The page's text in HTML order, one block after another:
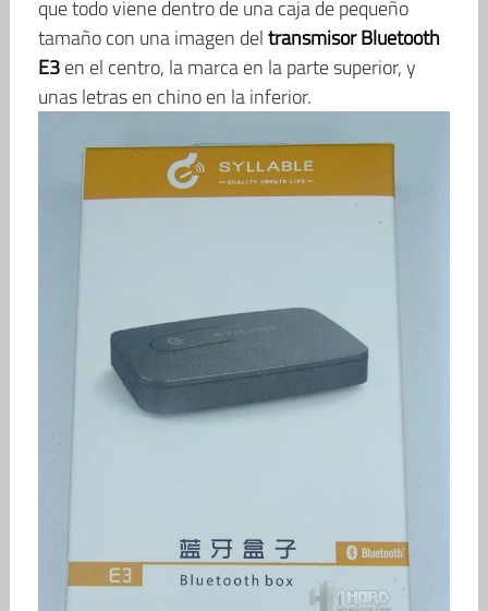
que todo viene dentro de una caja de pequeño
tamaño con una imagen deltransmisor Bluetooth
E3en el centro, la marca en la parte superior, y
unas letras en chino en la inferior.